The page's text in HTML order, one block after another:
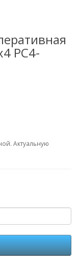
PC4-
Актуальную